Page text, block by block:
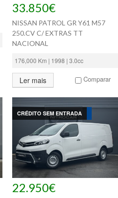
33.850€
NISSAN PATROL GR Y61 M57
250.CV C/ EXTRAS TT
NACIONAL
176,000 Km | 1998 | 3.0cc
Ler mais Comparar
CRÉDITO SEM ENTRADA
22.950€